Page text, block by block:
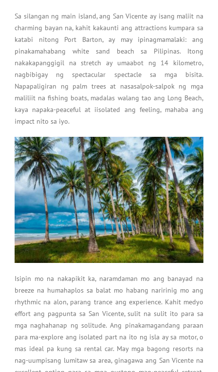
Sa silangan ng main island, ang San Vicente ay isang maliit na
charming bayan na, kahit kakaunti ang attractions kumpara sa
katabi nitong Port Barton, ay may ipinagmamalaki: ang
pinakamahabang white sand beach sa Pilipinas. Itong
nakakapanggigil na stretch ay umaabot ng 14 kilometro,
nagbibigay ng spectacular spectacle sa mga bisita.
Napapaligiran ng palm trees at nasasalpok-salpok ng mga
maliliit na fishing boats, madalas walang tao ang Long Beach,
kaya napaka-peaceful at iisolated ang feeling, mahaba ang
impact nito sa iyo.
Isipin mo na nakapikit ka, naramdaman mo ang banayad na
breeze na humahaplos sa balat mo habang naririnig mo ang
rhythmic na alon, parang trance ang experience. Kahit medyo
effort ang pagpunta sa San Vicente, sulit na sulit ito para sa
mga naghahanap ng solitude. Ang pinakamagandang paraan
para ma-explore ang isolated part na ito ng isla ay sa motor, o
mas ideal pa kung sa rental car. May mga bagong resorts na
nag-uumpisang lumitaw sa area, ginagawa ang San Vicente na